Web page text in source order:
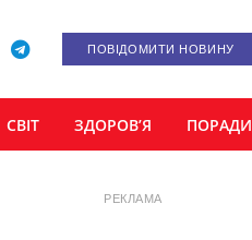
ПОВІДОМИТИ НОВИНУ
СВІТ ЗДОРОВ’Я ПОРАДИ
РЕКЛАМА